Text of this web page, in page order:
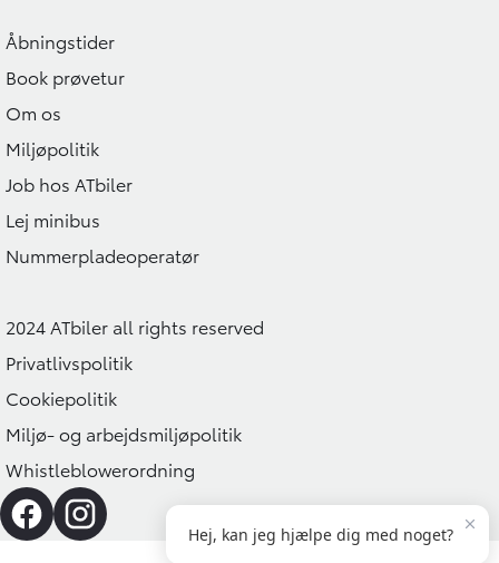
Åbningstider
Book prøvetur
Om os
Miljøpolitik
Job hos ATbiler
Lej minibus
Nummerpladeoperatør
2024 ATbiler all rights reserved
Privatlivspolitik
Cookiepolitik
Miljø- og arbejdsmiljøpolitik
Whistleblowerordning